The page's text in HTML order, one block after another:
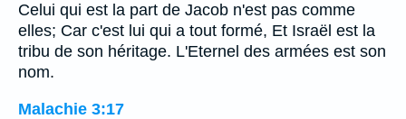
Celui qui est la part de Jacob n'est pas comme
elles; Car c'est lui qui a tout formé, Et Israël est la
tribu de son héritage. L'Eternel des armées est son
nom.
Malachie 3:17